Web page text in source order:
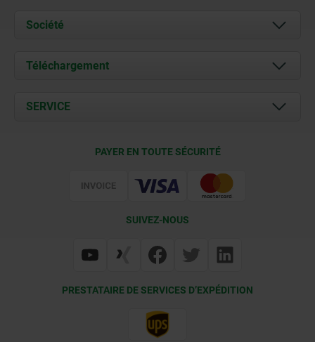
Société
À propos de nous
Contact
Téléchargement
Documents
SERVICE
PAYER EN TOUTE SÉCURITÉ
SUIVEZ-NOUS
PRESTATAIRE DE SERVICES D’EXPÉDITION